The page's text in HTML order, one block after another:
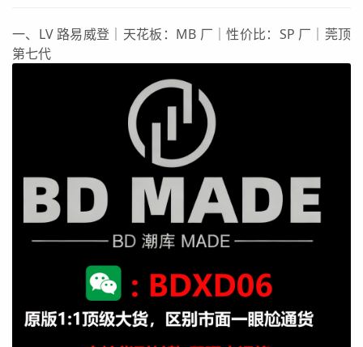
一、LV 路易威登｜天花板：MB 厂｜性价比：SP 厂｜莞顶
第七代